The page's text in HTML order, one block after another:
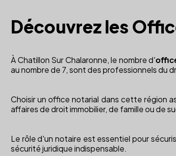
Découvrez les
À Chatillon Sur Chalaronne, le nombre d'
au nombre de 7, sont des professionnels du
Choisir un office notarial dans cette région
affaires de droit immobilier, de famille ou de
Le rôle d'un notaire est essentiel pour
sécurité juridique indispensable.